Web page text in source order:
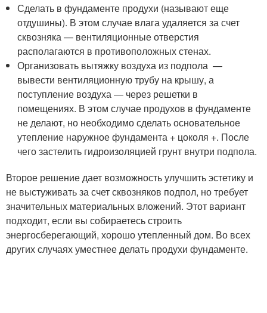
Сделать в фундаменте продухи (называют еще
отдушины). В этом случае влага удаляется за счет
сквозняка — вентиляционные отверстия
располагаются в противоположных стенах.
Организовать вытяжку воздуха из подпола —
вывести вентиляционную трубу на крышу, а
поступление воздуха — через решетки в
помещениях. В этом случае продухов в фундаменте
не делают, но необходимо сделать основательное
утепление наружное фундамента + цоколя +. После
чего застелить гидроизоляцией грунт внутри подпола.
Второе решение дает возможность улучшить эстетику и
не выстуживать за счет сквозняков подпол, но требует
значительных материальных вложений. Этот вариант
подходит, если вы собираетесь строить
энергосберегающий, хорошо утепленный дом. Во всех
других случаях уместнее делать продухи фундаменте.